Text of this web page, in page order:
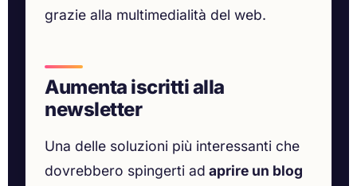
grazie alla multimedialità del web.
Aumenta iscritti alla
newsletter
Una delle soluzioni più interessanti che
dovrebbero spingerti ad aprire un blog